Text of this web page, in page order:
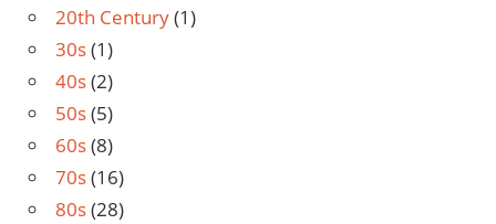
20th Century(1)
30s(1)
40s(2)
50s(5)
60s(8)
70s(16)
80s(28)